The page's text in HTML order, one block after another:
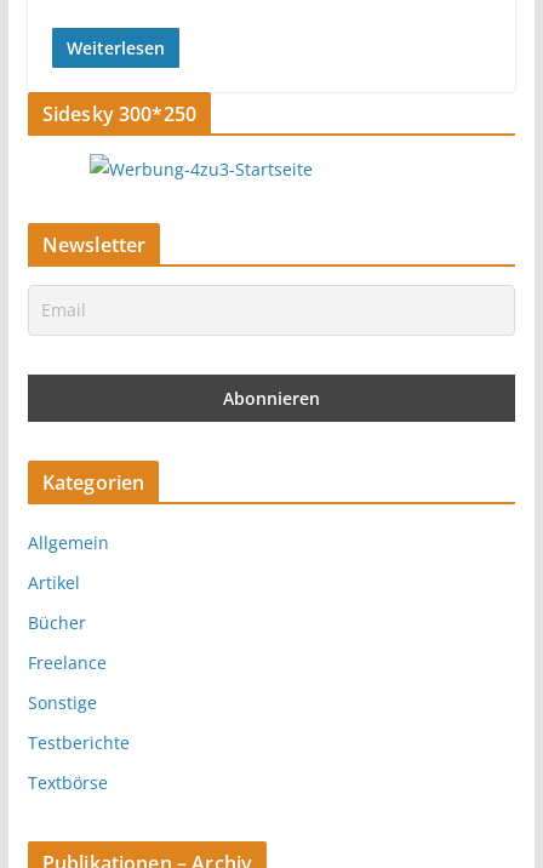
Weiterlesen
Sidesky 300*250
Newsletter
Kategorien
Allgemein
Artikel
Bücher
Freelance
Sonstige
Testberichte
Textbörse